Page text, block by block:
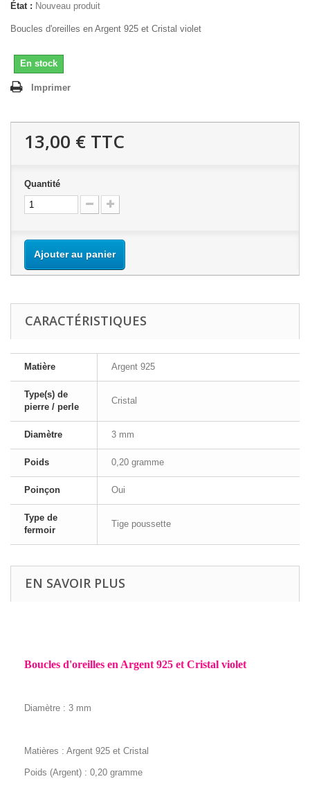
État : Nouveau produit
Boucles d'oreilles en Argent 925 et Cristal violet
En stock
Imprimer
13,00 € TTC
Quantité
Ajouter au panier
CARACTÉRISTIQUES
Matière Argent 925
Type(s) de
pierre / perle
Cristal
Diamètre 3 mm
Poids 0,20 gramme
Poinçon Oui
Type de
fermoir
Tige poussette
EN SAVOIR PLUS
Boucles d'oreilles en Argent 925 et Cristal violet
Diamètre : 3 mm
Matières : Argent 925 et Cristal
Poids (Argent) : 0,20 gramme